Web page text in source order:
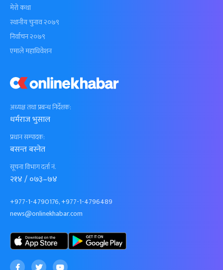
अध्यक्ष तथा प्रबन्ध निर्देशक:
धर्मराज भुसाल
प्रधान सम्पादक:
बसन्त बस्नेत
सूचना विभाग दर्ता नं.
२१४ / ०७३–७४
+977-1-4790176, +977-1-4796489
news@onlinekhabar.com
मेरो कथा
स्थानीय चुनाव २०७९
निर्वाचन २०७९
एमाले महाधिवेशन